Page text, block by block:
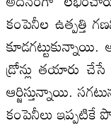
కంపెనీల ఉత్పత్తి
డ్రోన్లు తయారు
ఆర్జిస్తున్నాయి.
కంపెనీలు